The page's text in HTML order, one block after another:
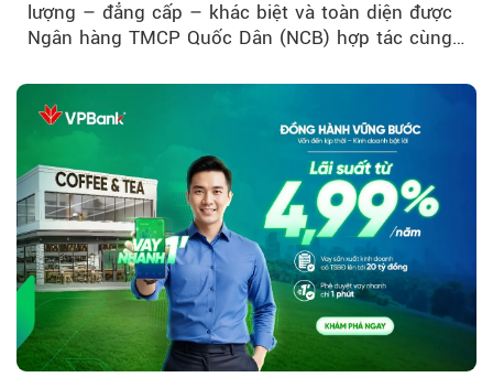
lượng – đẳng cấp – khác biệt và toàn diện được
Ngân hàng TMCP Quốc Dân (NCB) hợp tác cùng